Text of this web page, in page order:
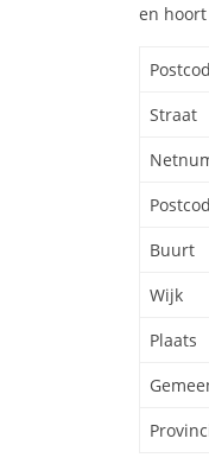
en
Straat
Buurt
Wijk
Plaats